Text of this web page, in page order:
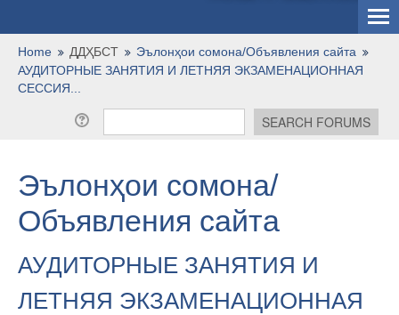
English ‎(en)‎
Home ДДҲБСТ
Эълонҳои сомона/Объявления сайта
АУДИТОРНЫЕ ЗАНЯТИЯ И ЛЕТНЯЯ ЭКЗАМЕНАЦИОННАЯ
СЕССИЯ...
Эълонҳои сомона/
Объявления сайта
АУДИТОРНЫЕ ЗАНЯТИЯ И
ЛЕТНЯЯ ЭКЗАМЕНАЦИОННАЯ